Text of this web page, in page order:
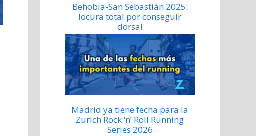
Behobia-San Sebastián 2025:
locura total por conseguir
dorsal
Madrid ya tiene fecha para la
Zurich Rock ‘n’ Roll Running
Series 2026